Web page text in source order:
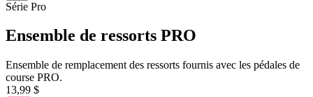
Série Pro
Ensemble de ressorts PRO
Ensemble de remplacement des ressorts fournis avec les pédales de
course PRO.
13,99 $